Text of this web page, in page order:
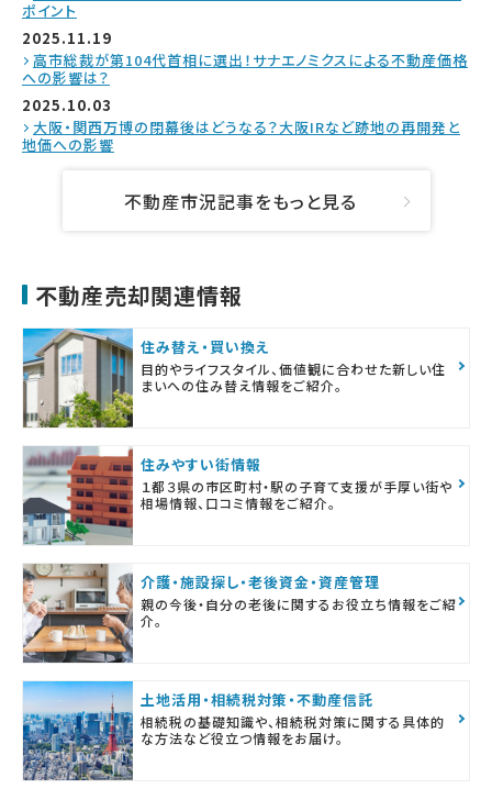
ポイント
2025.11.19
高市総裁が第104代首相に選出！サナエノミクスによる不動産価格
への影響は？
2025.10.03
大阪・関西万博の閉幕後はどうなる？大阪IRなど跡地の再開発と
地価への影響
不動産市況記事をもっと見る
不動産売却関連情報
住み替え・買い換え
目的やライフスタイル、価値観に合わせた新しい住
まいへの住み替え情報をご紹介。
住みやすい街情報
１都３県の市区町村・駅の子育て支援が手厚い街や
相場情報、口コミ情報をご紹介。
介護・施設探し・老後資金・資産管理
親の今後・自分の老後に関するお役立ち情報をご紹
介。
土地活用・相続税対策・不動産信託
相続税の基礎知識や、相続税対策に関する具体的
な方法など役立つ情報をお届け。